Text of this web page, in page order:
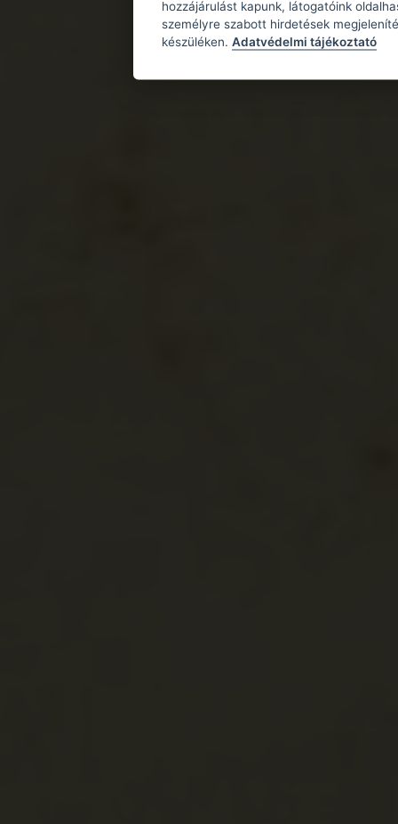
hozzájárulást kapunk, látogatóink
személyre szabott hirdetések
készüléken. Adatvédelmi tájékoztató